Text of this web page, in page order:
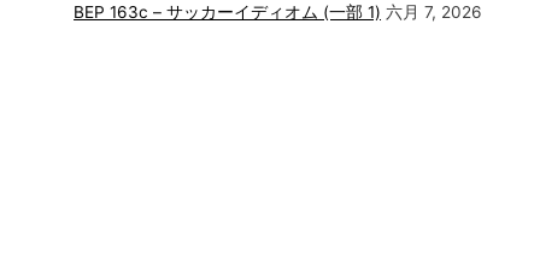
BEP 163c – サッカーイディオム (一部 1) 六月 7, 2026